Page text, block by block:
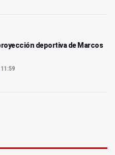
deportiva de Marcos
11:59